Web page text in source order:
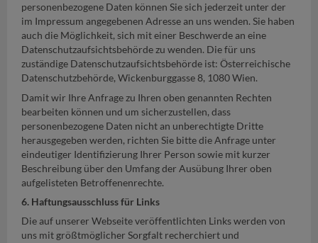
personenbezogene Daten können Sie sich jederzeit unter der
im Impressum angegebenen Adresse an uns wenden. Sie haben
auch die Möglichkeit, sich mit einer Beschwerde an eine
Datenschutzaufsichtsbehörde zu wenden. Die für uns
zuständige Datenschutzaufsichtsbehörde ist: Österreichische
Datenschutzbehörde, Wickenburggasse 8, 1080 Wien.
Damit wir Ihre Anfrage zu Ihren oben genannten Rechten
bearbeiten können und um sicherzustellen, dass
personenbezogene Daten nicht an unberechtigte Dritte
herausgegeben werden, richten Sie bitte die Anfrage unter
eindeutiger Identifizierung Ihrer Person sowie mit kurzer
Beschreibung über den Umfang der Ausübung Ihrer oben
aufgelisteten Betroffenenrechte.
6. Haftungsausschluss für Links
Die auf unserer Webseite veröffentlichten Links werden von
uns mit größtmöglicher Sorgfalt recherchiert und